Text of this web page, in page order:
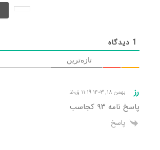
1 دیدگاه
تازه‌ترین
رز بهمن ۱۸, ۱۴۰۳ ۱۱:۱۹ ق٫ظ
پاسخ نامه ۹۳ کجاسب
پاسخ